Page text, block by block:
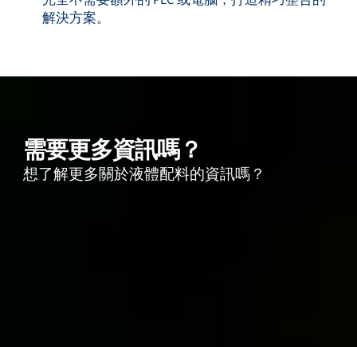
解決方案。
需要更多資訊嗎？
想了解更多關於液體配料的資訊嗎？